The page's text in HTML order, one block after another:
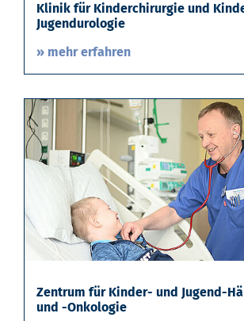
Klinik für Kinderchirurgie und
Jugendurologie
» mehr erfahren
Zentrum für Kinder- und Jugend-
und -Onkologie